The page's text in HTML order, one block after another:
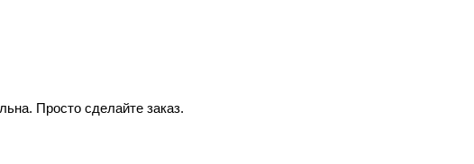
Просто сделайте заказ.